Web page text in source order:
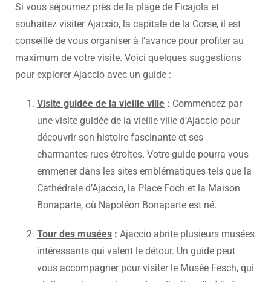
Si vous séjournez près de la plage de Ficajola et
souhaitez visiter Ajaccio, la capitale de la Corse, il est
conseillé de vous organiser à l’avance pour profiter au
maximum de votre visite. Voici quelques suggestions
pour explorer Ajaccio avec un guide :
Visite guidée de la vieille ville : Commencez par
une visite guidée de la vieille ville d’Ajaccio pour
découvrir son histoire fascinante et ses
charmantes rues étroites. Votre guide pourra vous
emmener dans les sites emblématiques tels que la
Cathédrale d’Ajaccio, la Place Foch et la Maison
Bonaparte, où Napoléon Bonaparte est né.
Tour des musées : Ajaccio abrite plusieurs musées
intéressants qui valent le détour. Un guide peut
vous accompagner pour visiter le Musée Fesch, qui